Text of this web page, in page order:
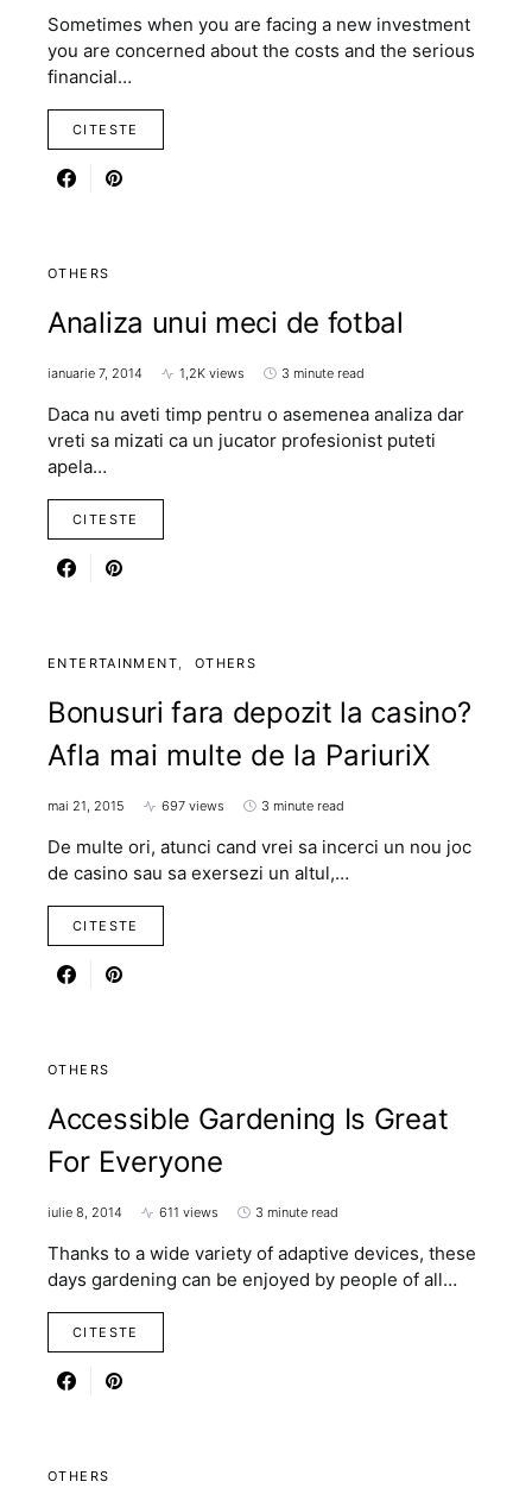
Sometimes when you are facing a new investment
you are concerned about the costs and the serious
financial…
CITESTE
OTHERS
Analiza unui meci de fotbal
ianuarie 7, 2014 1,2K views 3 minute read
Daca nu aveti timp pentru o asemenea analiza dar
vreti sa mizati ca un jucator profesionist puteti
apela…
CITESTE
ENTERTAINMENT OTHERS
Bonusuri fara depozit la casino?
Afla mai multe de la PariuriX
mai 21, 2015 697 views 3 minute read
De multe ori, atunci cand vrei sa incerci un nou joc
de casino sau sa exersezi un altul,…
CITESTE
OTHERS
Accessible Gardening Is Great
For Everyone
iulie 8, 2014 611 views 3 minute read
Thanks to a wide variety of adaptive devices, these
days gardening can be enjoyed by people of all…
CITESTE
OTHERS